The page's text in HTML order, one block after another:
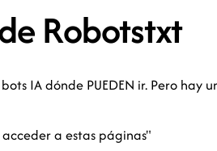
Robotstxt
IA dónde PUEDEN ir. Pero
acceder a estas páginas"